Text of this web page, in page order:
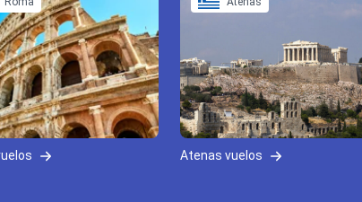
Atenas vuelos